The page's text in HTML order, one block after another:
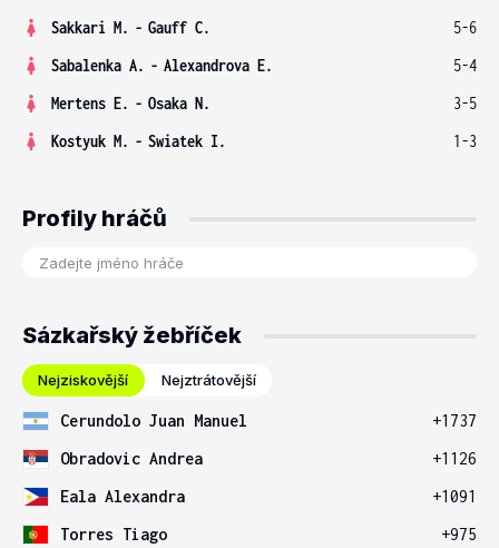
Sakkari M. - Gauff C.
5-6
Sabalenka A. - Alexandrova E.
5-4
Mertens E. - Osaka N.
3-5
Kostyuk M. - Swiatek I. 1-3
Profily hráčů
Sázkařský žebříček
Nejziskovější Nejztrátovější
Cerundolo Juan Manuel
+1737
Obradovic Andrea
+1126
Eala Alexandra
+1091
Torres Tiago
+975